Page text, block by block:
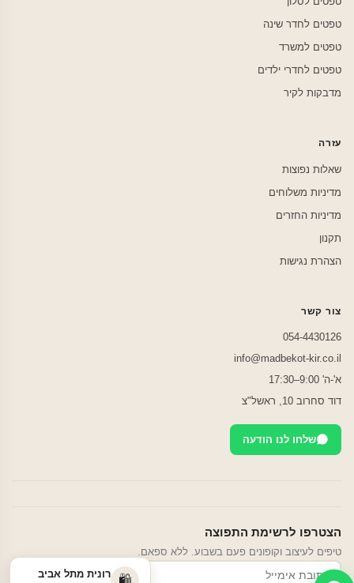
טפטים לחדר שינה
טפטים למשרד
טפטים לחדרי ילדים
מדבקות לקיר
עזרה
שאלות נפוצות
מדיניות משלוחים
מדיניות החזרים
תקנון
הצהרת נגישות
צור קשר
054-4430126
info@madbekot-kir.co.il
א'-ה' 9:00–17:30
דוד סחרוב 10, ראשל"צ
שלחו לנו הודעה
הצטרפו לרשימת התפוצה
טיפים לעיצוב וקופונים פעם בשבוע. ללא ספאם.
הרשמה
רונית מתל אביב